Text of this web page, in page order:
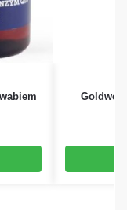
Goldwell